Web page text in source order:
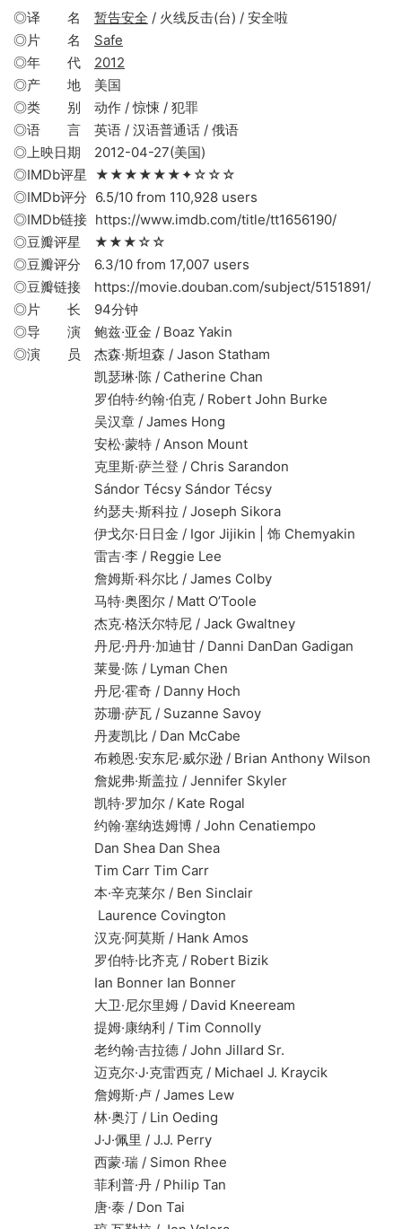
◎译 名 暂告安全 / 火线反击(台) / 安全啦
◎片 名 Safe
◎年 代 2012
◎产 地 美国
◎类 别 动作 / 惊悚 / 犯罪
◎语 言 英语 / 汉语普通话 / 俄语
◎上映日期 2012-04-27(美国)
◎IMDb评星 ★★★★★★✦☆☆☆
◎IMDb评分 6.5/10 from 110,928 users
◎IMDb链接 https://www.imdb.com/title/tt1656190/
◎豆瓣评星 ★★★☆☆
◎豆瓣评分 6.3/10 from 17,007 users
◎豆瓣链接 https://movie.douban.com/subject/5151891/
◎片 长 94分钟
◎导 演 鲍兹·亚金 / Boaz Yakin
◎演 员 杰森·斯坦森 / Jason Statham
凯瑟琳·陈 / Catherine Chan
罗伯特·约翰·伯克 / Robert John Burke
吴汉章 / James Hong
安松·蒙特 / Anson Mount
克里斯·萨兰登 / Chris Sarandon
Sándor Técsy Sándor Técsy
约瑟夫·斯科拉 / Joseph Sikora
伊戈尔·日日金 / Igor Jijikin | 饰 Chemyakin
雷吉·李 / Reggie Lee
詹姆斯·科尔比 / James Colby
马特·奥图尔 / Matt O’Toole
杰克·格沃尔特尼 / Jack Gwaltney
丹尼·丹丹·加迪甘 / Danni DanDan Gadigan
莱曼·陈 / Lyman Chen
丹尼·霍奇 / Danny Hoch
苏珊·萨瓦 / Suzanne Savoy
丹麦凯比 / Dan McCabe
布赖恩·安东尼·威尔逊 / Brian Anthony Wilson
詹妮弗·斯盖拉 / Jennifer Skyler
凯特·罗加尔 / Kate Rogal
约翰·塞纳迭姆博 / John Cenatiempo
Dan Shea Dan Shea
Tim Carr Tim Carr
本·辛克莱尔 / Ben Sinclair
Laurence Covington
汉克·阿莫斯 / Hank Amos
罗伯特·比齐克 / Robert Bizik
Ian Bonner Ian Bonner
大卫·尼尔里姆 / David Kneeream
提姆·康纳利 / Tim Connolly
老约翰·吉拉德 / John Jillard Sr.
迈克尔·J·克雷西克 / Michael J. Kraycik
詹姆斯·卢 / James Lew
林·奥汀 / Lin Oeding
J·J·佩里 / J.J. Perry
西蒙·瑞 / Simon Rhee
菲利普·丹 / Philip Tan
唐·泰 / Don Tai